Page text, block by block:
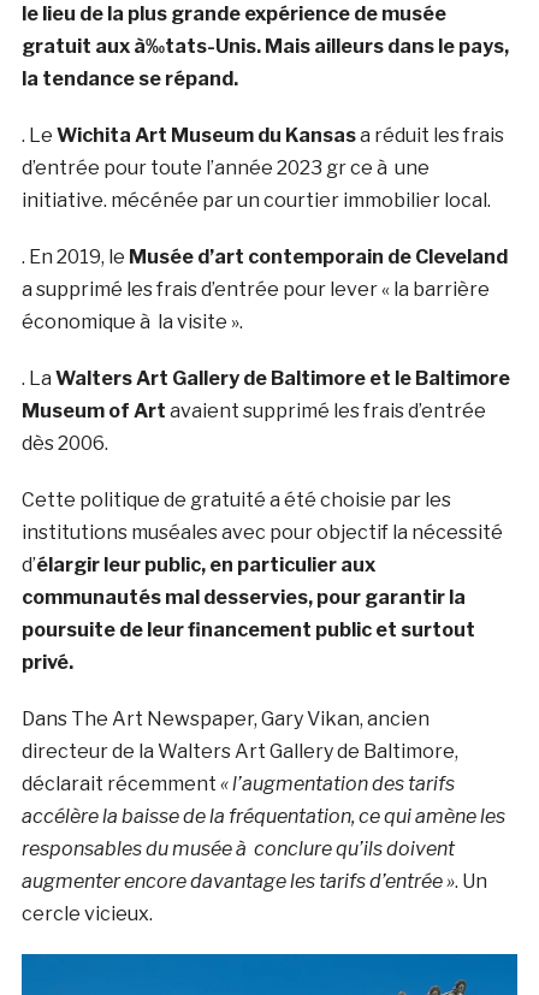
le lieu de la plus grande expérience de musée
gratuit aux à‰tats-Unis. Mais ailleurs dans le pays,
la tendance se répand.
. Le Wichita Art Museum du Kansasa réduit les frais
d’entrée pour toute l’année 2023 gr ce à une
initiative. mécénée par un courtier immobilier local.
. En 2019, le Musée d’art contemporain de Cleveland
a supprimé les frais d’entrée pour lever « la barrière
économique à la visite ».
. La Walters Art Gallery de Baltimore et le Baltimore
Museum of Art avaient supprimé les frais d’entrée
dès 2006.
Cette politique de gratuité a été choisie par les
institutions muséales avec pour objectif la nécessité
d’élargir leur public, en particulier aux
communautés mal desservies, pour garantir la
poursuite de leur financement public et surtout
privé.
Dans The Art Newspaper, Gary Vikan, ancien
directeur de la Walters Art Gallery de Baltimore,
déclarait récemment « l’augmentation des tarifs
accélère la baisse de la fréquentation, ce qui amène les
responsables du musée à conclure qu’ils doivent
augmenter encore davantage les tarifs d’entrée ». Un
cercle vicieux.